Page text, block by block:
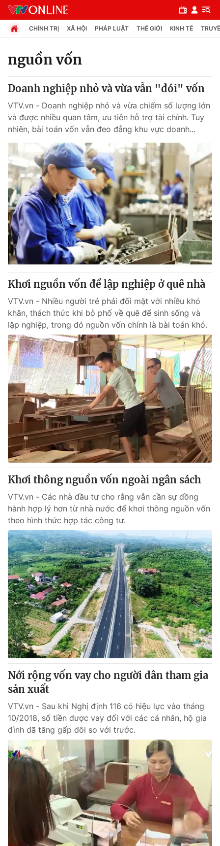
Chuyên mục
Xã hội
Pháp luật
Y tế
Thế giới
Tin tức
Thế giới đó đây
Câu chuyện quốc tế
Kinh tế
Tài chính
Thị trường
Góc doanh nghiệp
Dữ liệu và đời sống
Truyền hình
Phim VTV
Hậu trường
Nhân vật
Khán giả
Giải sao mai
Giải trí
Điện ảnh
Âm nhạc
Sao
Đời sống
Du lịch
Làm đẹp
Chất lượng cuộc sống
Giáo dục
Tuyển sinh
Học trực tuyến
Công nghệ
Hitech Công nghệ tương lai
Sản phẩm
Thị trường
Tư vấn
Giao lưu trực tuyến
Lịch phát sóng
Chuyên mục khác
Emagazine Podcast
Photo Infographic
Video Shorts video
VTV Money VTV Thể thao
VTV Sức khoẻ Bất động sản
Thị trường 24h Tấm lòng Việt
VTV4
VTV9 VTV8
Liên hệ tòa soạn
THỜI BÁO VTV
Theo dõi báo trên
CHÍNH TRỊ XÃ HỘI PHÁP LUẬT THẾ GIỚI KINH TẾ
nguồn vốn
Doanh nghiệp nhỏ và vừa vẫn "đói" vốn
VTV.vn - Doanh nghiệp nhỏ và vừa chiếm số lượng lớn
và được nhiều quan tâm, ưu tiên hỗ trợ tài chính. Tuy
nhiên, bài toán vốn vẫn đeo đẳng khu vực doanh...
Khơi nguồn vốn để lập nghiệp ở quê nhà
VTV.vn - Nhiều người trẻ phải đối mặt với nhiều khó
khăn, thách thức khi bỏ phố về quê để sinh sống và
lập nghiệp, trong đó nguồn vốn chính là bài toán khó.
Khơi thông nguồn vốn ngoài ngân sách
VTV.vn - Các nhà đầu tư cho rằng vẫn cần sự đồng
hành hợp lý hơn từ nhà nước để khơi thông nguồn vốn
theo hình thức hợp tác công tư.
Nới rộng vốn vay cho người dân tham gia
sản xuất
VTV.vn - Sau khi Nghị định 116 có hiệu lực vào tháng
10/2018, số tiền được vay đối với các cá nhân, hộ gia
đình đã tăng gấp đôi so với trước.